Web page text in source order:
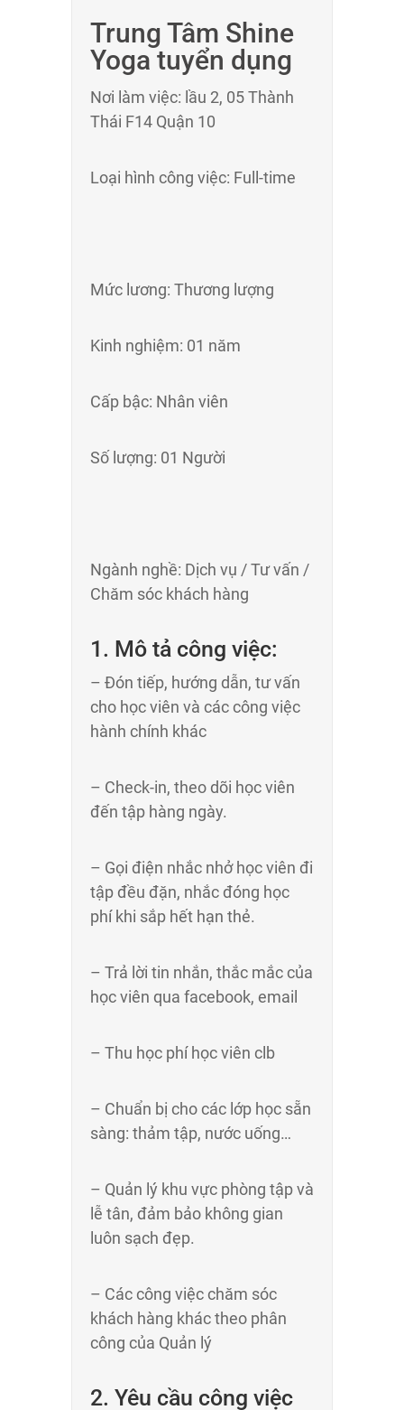
Trung Tâm Shine
Yoga tuyển dụng
Nơi làm việc: lầu 2, 05 Thành
Thái F14 Quận 10
Loại hình công việc: Full-time
Mức lương: Thương lượng
Kinh nghiệm: 01 năm
Cấp bậc: Nhân viên
Số lượng: 01 Người
Ngành nghề: Dịch vụ / Tư vấn /
Chăm sóc khách hàng
1. Mô tả công việc:
– Đón tiếp, hướng dẫn, tư vấn
cho học viên và các công việc
hành chính khác
– Check-in, theo dõi học viên
đến tập hàng ngày.
– Gọi điện nhắc nhở học viên đi
tập đều đặn, nhắc đóng học
phí khi sắp hết hạn thẻ.
– Trả lời tin nhắn, thắc mắc của
học viên qua facebook, email
– Thu học phí học viên clb
– Chuẩn bị cho các lớp học sẵn
sàng: thảm tập, nước uống…
– Quản lý khu vực phòng tập và
lễ tân, đảm bảo không gian
luôn sạch đẹp.
– Các công việc chăm sóc
khách hàng khác theo phân
công của Quản lý
2. Yêu cầu công việc